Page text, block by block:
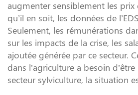
augmenter sensiblement les
qu’il en soit, les données de
Seulement, les rémunérations
sur les impacts de la crise, les
ajoutée générée par ce secteur.
dans l’agriculture a besoin
secteur sylviculture, la situation